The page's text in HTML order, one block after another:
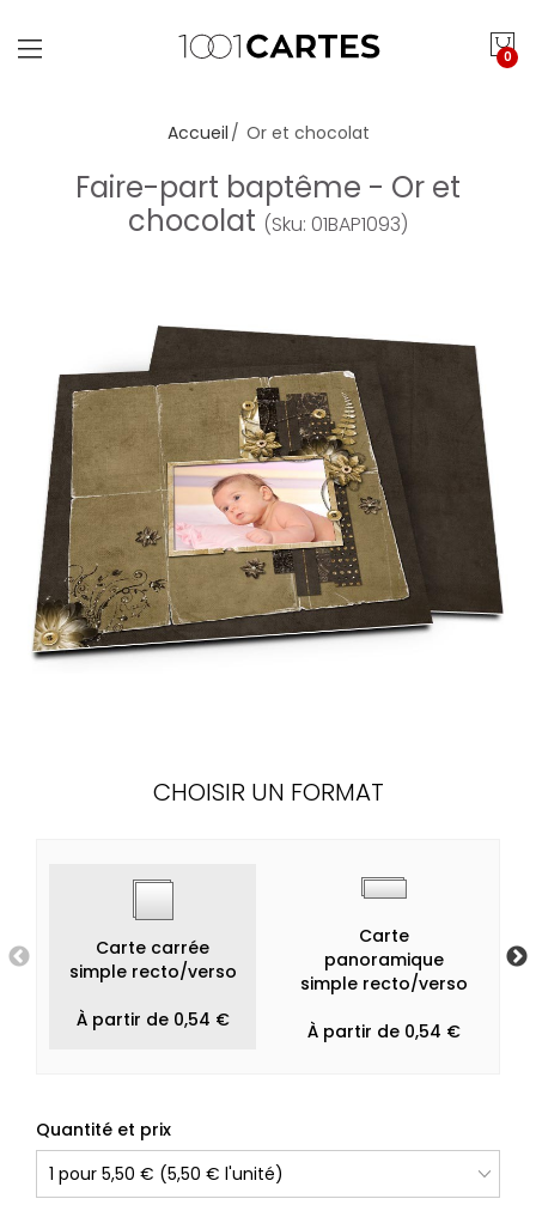
0
Accueil Or et chocolat
Faire-part baptême - Or et
chocolat (Sku: 01BAP1093)
CHOISIR UN FORMAT
Carte carrée
simple recto/verso
À partir de 0,54 €
Carte
panoramique
simple recto/verso
À partir de 0,54 €
Quantité et prix